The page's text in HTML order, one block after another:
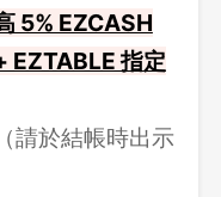
5% EZCASH
EZTABLE 指定
請於結帳時出示